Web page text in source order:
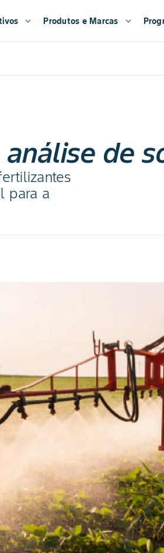
expand_more Produtos e Marcas expand_more
de
para a